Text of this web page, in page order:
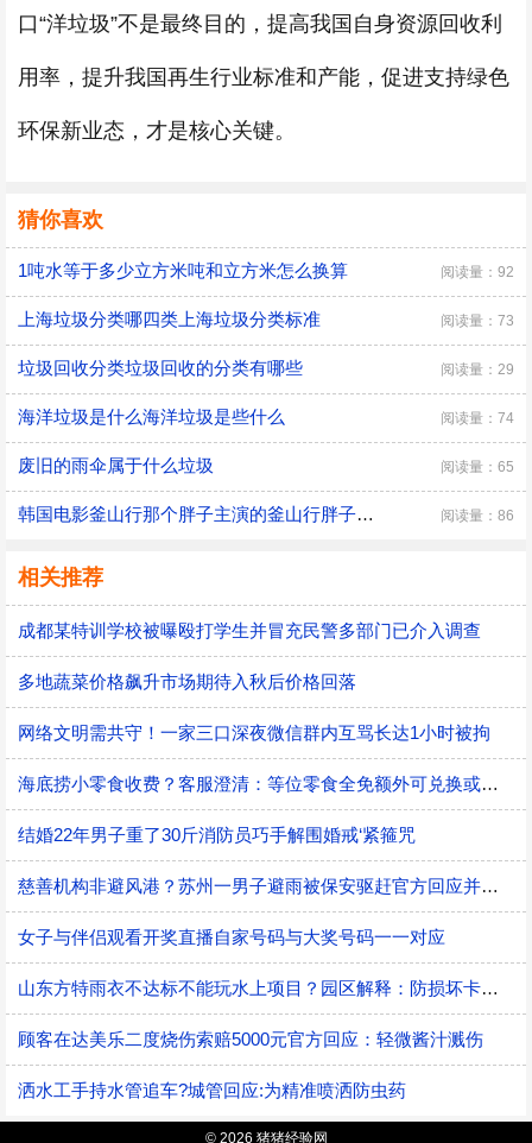
口“洋垃圾”不是最终目的，提高我国自身资源回收利
用率，提升我国再生行业标准和产能，促进支持绿色
环保新业态，才是核心关键。
猜你喜欢
1吨水等于多少立方米吨和立方米怎么换算 阅读量：92
上海垃圾分类哪四类上海垃圾分类标准 阅读量：73
垃圾回收分类垃圾回收的分类有哪些 阅读量：29
海洋垃圾是什么海洋垃圾是些什么 阅读量：74
废旧的雨伞属于什么垃圾 阅读量：65
韩国电影釜山行那个胖子主演的釜山行胖子的扮演者是谁 阅读量：86
相关推荐
成都某特训学校被曝殴打学生并冒充民警多部门已介入调查
多地蔬菜价格飙升市场期待入秋后价格回落
网络文明需共守！一家三口深夜微信群内互骂长达1小时被拘
海底捞小零食收费？客服澄清：等位零食全免额外可兑换或购买
结婚22年男子重了30斤消防员巧手解围婚戒‘紧箍咒
慈善机构非避风港？苏州一男子避雨被保安驱赶官方回应并致歉
女子与伴侣观看开奖直播自家号码与大奖号码一一对应
山东方特雨衣不达标不能玩水上项目？园区解释：防损坏卡机风险
顾客在达美乐二度烧伤索赔5000元官方回应：轻微酱汁溅伤
洒水工手持水管追车?城管回应:为精准喷洒防虫药
© 2026 猪猪经验网